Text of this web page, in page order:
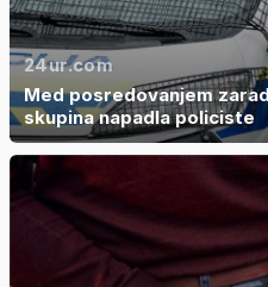
24ur.com
Med posredovanjem
skupina napadla policiste